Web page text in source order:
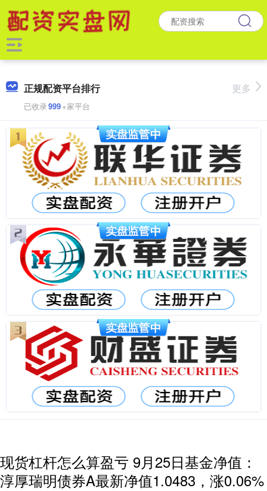
正规配资平台排行
已收录999+家平台
更多
现货杠杆怎么算盈亏 9月25日基金净值：
淳厚瑞明债券A最新净值1.0483，涨0.06%